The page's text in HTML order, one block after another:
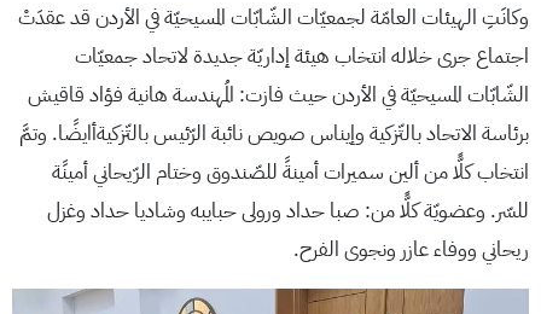
وكانَتِ الهيئات العامّة لجمعيّات الشّابّات المسيحيّة في الأردن قد عقدَتْ
اجتماع جرى خلاله انتخاب هيئة إداريّة جديدة لاتحاد جمعيّات
الشّابّات المسيحيّة في الأردن حيث فازت: المُهندسة هانية فؤاد قاقيش
برئاسة الاتحاد بالتّزكية وإيناس صويص نائبة الرّئيس بالتّزكيةأايضًا. وتمَّ
انتخاب كلًّا من ألين سميرات أمينةً للصّندوق وختام الرّيحاني أمينًة
للسّر. وعضويّة كلًّا من: صبا حداد ورولى حبايبه وشاديا حداد وغزل
ريحاني ووفاء عازر ونجوى الفرح.